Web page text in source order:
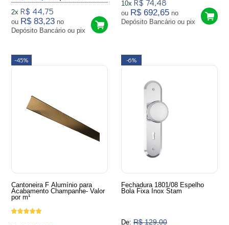
2x R$ 44,75
ou R$ 83,23 no
Depósito Bancário ou pix
10x
ou R$ 692,65 no
Depósito Bancário ou pix
-45%
Cantoneira F Alumínio para
Acabamento Champanhe- Valor
por m¹
-6%
Fechadura 1801/08 Espelho
Bola Fixa Inox Stam
De: R$ 129,00